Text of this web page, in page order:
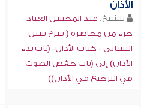
الأذان
للشيخ: عبد المحسن العباد
جزء من محاضرة ( شرح سنن
النسائي - كتاب الأذان- (باب بدء
الأذان) إلى (باب خفض الصوت
في الترجيع في الأذان))